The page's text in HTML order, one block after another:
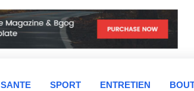
SANTE SPORT ENTRETIEN